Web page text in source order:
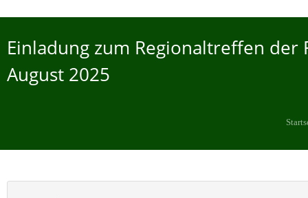
Einladung zum Regionaltreffen
August 2025